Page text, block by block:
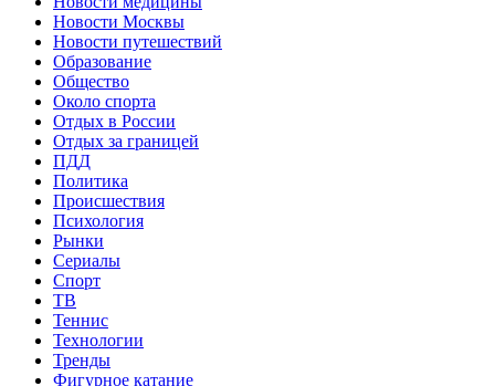
Новости Москвы
Новости путешествий
Образование
Общество
Около спорта
Отдых в России
Отдых за границей
ПДД
Политика
Происшествия
Психология
Рынки
Сериалы
Спорт
ТВ
Теннис
Технологии
Тренды
Фигурное катание